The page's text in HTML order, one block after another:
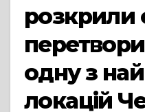
розкрили
одну з
локацій